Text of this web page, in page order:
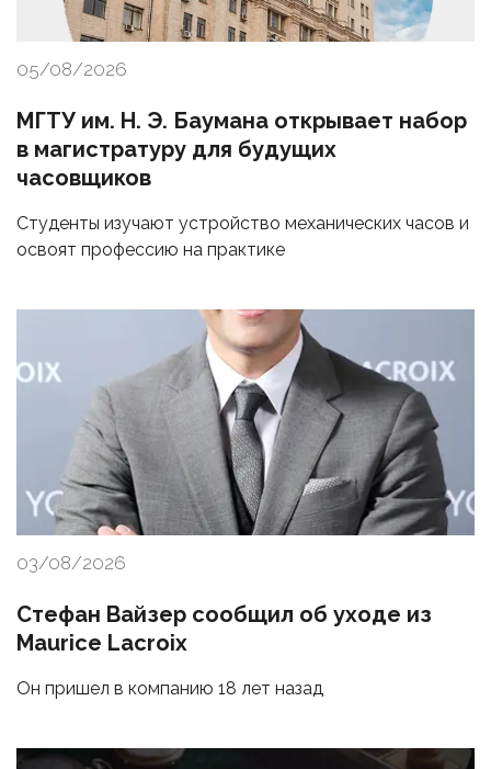
05/08/2026
МГТУ им. Н. Э. Баумана открывает набор
в магистратуру для будущих
часовщиков
Студенты изучают устройство механических часов и
освоят профессию на практике
03/08/2026
Стефан Вайзер сообщил об уходе из
Maurice Lacroix
Он пришел в компанию 18 лет назад